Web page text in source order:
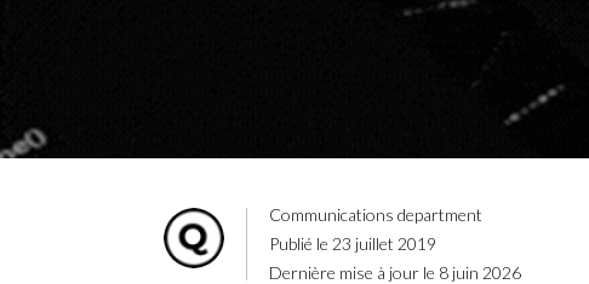
Communications department
Publié le 23 juillet 2019
Dernière mise à jour le 8 juin 2026